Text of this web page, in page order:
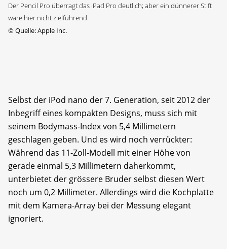
Der Pencil Pro überragt das iPad Pro deutlich; aber ein dünnerer Stift
wäre hier nicht zielführend
©Quelle: Apple Inc.
Selbst der iPod nano der 7. Generation, seit 2012 der
Inbegriff eines kompakten Designs, muss sich mit
seinem Bodymass-Index von 5,4 Millimetern
geschlagen geben. Und es wird noch verrückter:
Während das 11-Zoll-Modell mit einer Höhe von
gerade einmal 5,3 Millimetern daherkommt,
unterbietet der grössere Bruder selbst diesen Wert
noch um 0,2 Millimeter. Allerdings wird die Kochplatte
mit dem Kamera-Array bei der Messung elegant
ignoriert.